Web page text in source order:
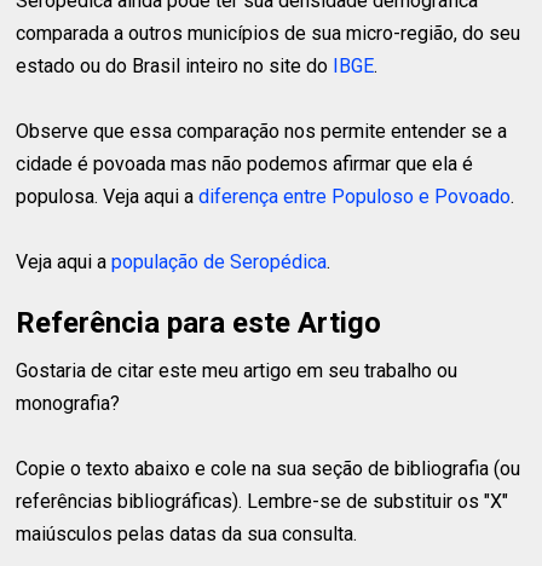
comparada a outros municípios de sua micro-região, do seu
estado ou do Brasil inteiro no site do IBGE.
Observe que essa comparação nos permite entender se a
cidade é povoada mas não podemos afirmar que ela é
populosa. Veja aqui adiferença entre Populoso e Povoado.
Veja aqui apopulação de Seropédica.
Referência para este Artigo
Gostaria de citar este meu artigo em seu trabalho ou
monografia?
Copie o texto abaixo e cole na sua seção de bibliografia (ou
referências bibliográficas). Lembre-se de substituir os "X"
maiúsculos pelas datas da sua consulta.